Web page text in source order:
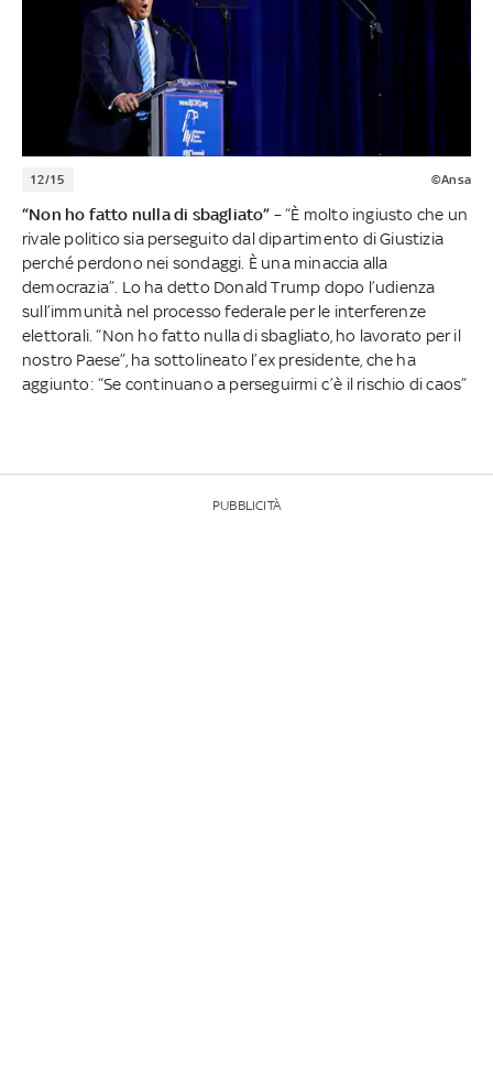
12/15 ©Ansa
“Non ho fatto nulla di sbagliato” – “È molto ingiusto che un
rivale politico sia perseguito dal dipartimento di Giustizia
perché perdono nei sondaggi. È una minaccia alla
democrazia”. Lo ha detto Donald Trump dopo l’udienza
sull’immunità nel processo federale per le interferenze
elettorali. “Non ho fatto nulla di sbagliato, ho lavorato per il
nostro Paese”, ha sottolineato l’ex presidente, che ha
aggiunto: “Se continuano a perseguirmi c’è il rischio di caos”
PUBBLICITÀ